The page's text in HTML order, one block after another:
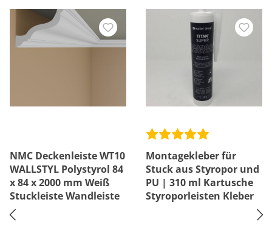
NMC Deckenleiste WT10
WALLSTYL Polystyrol 84
x 84 x 2000 mm Weiß
Stuckleiste Wandleiste
Montagekleber für
Stuck aus Styropor und
PU | 310 ml Kartusche
Styroporleisten Kleber